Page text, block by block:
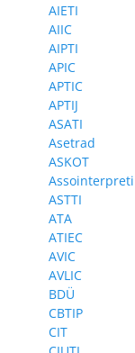
AIETI
AIIC
AIPTI
APIC
APTIC
APTIJ
ASATI
Asetrad
ASKOT
Assointerpreti
ASTTI
ATA
ATIEC
AVIC
AVLIC
BDÜ
CBTIP
CIT